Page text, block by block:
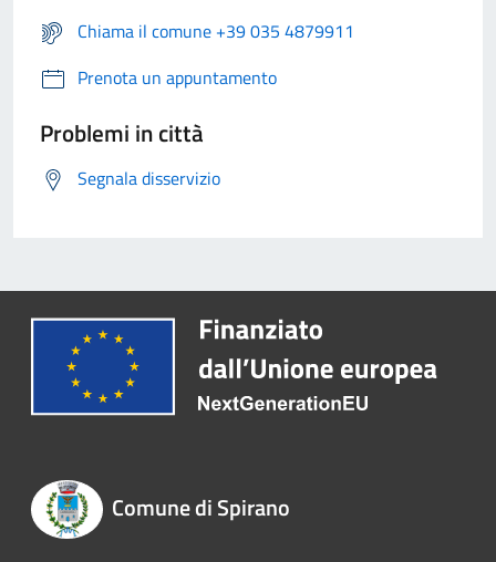
Chiama il comune +39 035 4879911
Prenota un appuntamento
Problemi in città
Segnala disservizio
Comune di Spirano